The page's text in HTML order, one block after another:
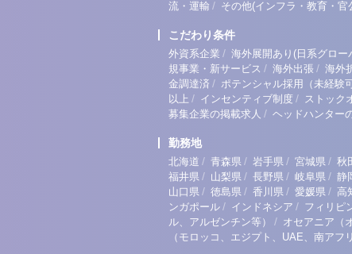
流・運輸 / その他(インフラ・教育・官
こだわり条件
外資系企業 / 海外展開あり(日系グロー
規事業・新サービス / 海外出張 / 海外
金調達済 / ポテンシャル採用（未経験可
以上 / インセンティブ制度 / ストック
募集企業の掲載求人 / ヘッドハンター
勤務地
北海道 / 青森県 / 岩手県 / 宮城県 / 秋
福井県 / 山梨県 / 長野県 / 岐阜県 / 静
山口県 / 徳島県 / 香川県 / 愛媛県 / 高
ンガポール / インドネシア / フィリピ
ル、アルゼンチン等）
/ オセアニア（
（モロッコ、エジプト、UAE、南アフ